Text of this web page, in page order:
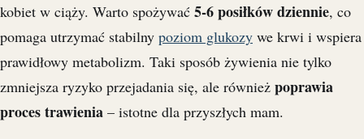
kobiet w ciąży. Warto spożywać 5-6 posiłków dziennie, co
pomaga utrzymać stabilny poziom glukozy we krwi i wspiera
prawidłowy metabolizm. Taki sposób żywienia nie tylko
zmniejsza ryzyko przejadania się, ale również poprawia
proces trawienia – istotne dla przyszłych mam.